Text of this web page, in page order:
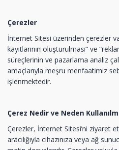
Çerezler
İnternet Sitesi üzerinden çerezler
kayıtlarının oluşturulması” ve
süreçlerinin ve pazarlama analiz
amaçlarıyla meşru menfaatimiz
işlenmektedir.
Çerez Nedir ve Neden
Çerezler, İnternet Sitesi’ni ziyaret
aracılığıyla cihazınıza veya ağ